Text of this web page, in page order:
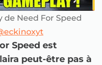
Need For Speed
Speed est
peut-être pas à